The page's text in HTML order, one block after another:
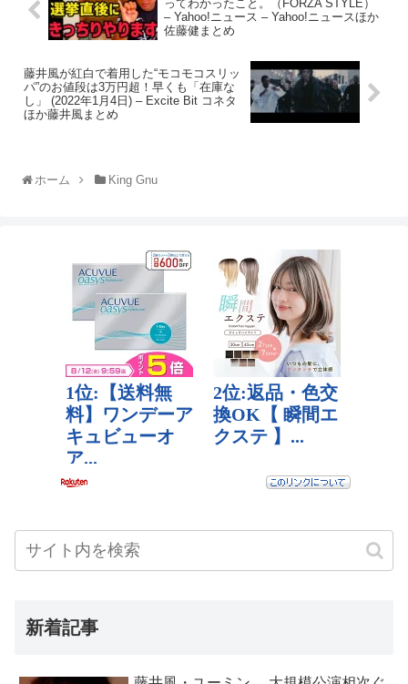
ってわかったこと。（FORZA STYLE）
– Yahoo!ニュース – Yahoo!ニュースほか
佐藤健まとめ
藤井風が紅白で着用した“モコモコスリッ
パ”のお値段は3万円超！早くも「在庫な
し」 (2022年1月4日) – Excite Bit コネタ
ほか藤井風まとめ
ホーム King Gnu
新着記事